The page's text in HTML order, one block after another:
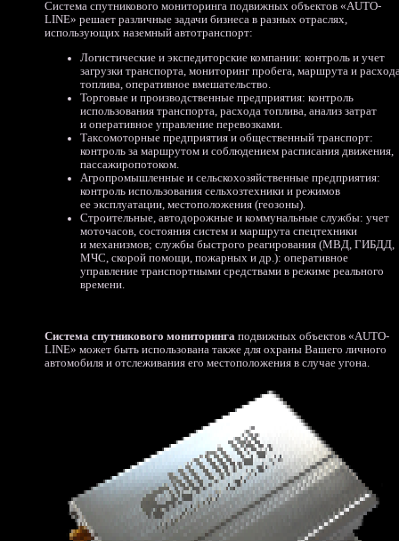
Система спутникового мониторинга подвижных объектов «AUTO-
LINE» решает различные задачи бизнеса в разных отраслях,
использующих наземный автотранспорт:
Логистические и экспедиторские компании: контроль и учет
загрузки транспорта, мониторинг пробега, маршрута и
топлива, оперативное вмешательство.
Торговые и производственные предприятия: контроль
использования транспорта, расхода топлива, анализ затрат
и оперативное управление перевозками.
Таксомоторные предприятия и общественный транспорт:
контроль за маршрутом и соблюдением расписания движения,
пассажиропотоком.
Агропромышленные и сельскохозяйственные предприятия:
контроль использования сельхозтехники и режимов
ее эксплуатации, местоположения (геозоны).
Строительные, автодорожные и коммунальные службы: учет
моточасов, состояния систем и маршрута спецтехники
и механизмов; службы быстрого реагирования (МВД , ГИБДД,
МЧС, скорой помощи, пожарных и др.): оперативное
управление транспортными средствами в режиме реального
времени.
Система спутникового мониторинга подвижных объектов «AUTO-
LINE» может быть использована также для охраны Вашего личного
автомобиля и отслеживания его местоположения в случае угона.